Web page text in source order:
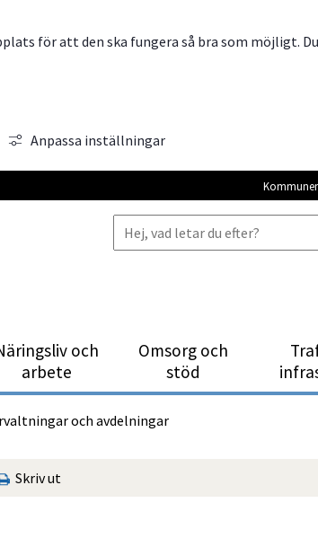
för att den ska fungera så bra som möjligt.
Anpassa inställningar
och
arbete
Omsorg och
stöd
och avdelningar
Skriv ut